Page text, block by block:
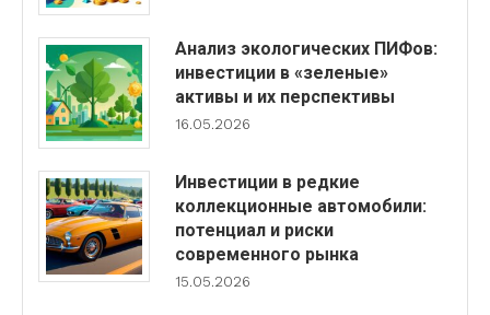
Анализ экологических ПИФов:
инвестиции в «зеленые»
активы и их перспективы
16.05.2026
Инвестиции в редкие
коллекционные автомобили:
потенциал и риски
современного рынка
15.05.2026